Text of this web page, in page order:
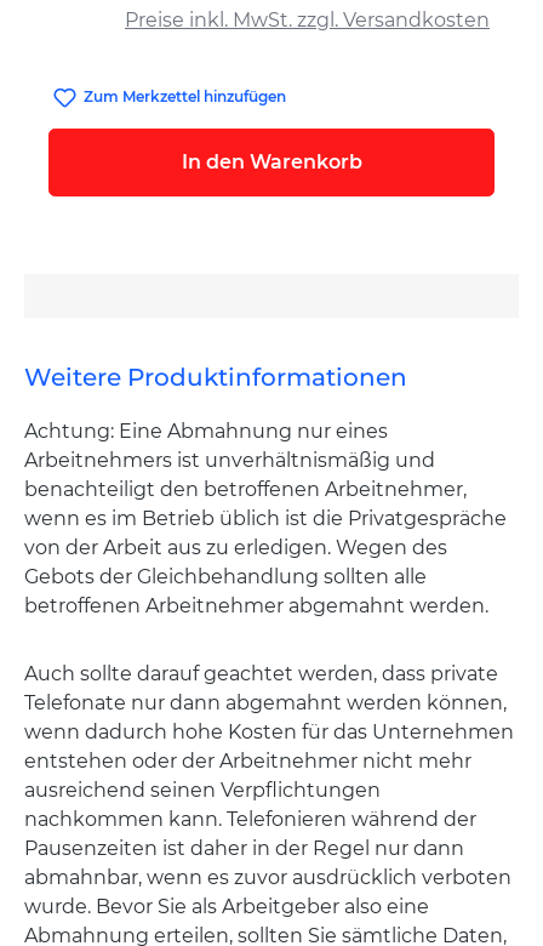
Preise inkl. MwSt. zzgl. Versandkosten
Zum Merkzettel hinzufügen
In den Warenkorb
Weitere Produktinformationen
Achtung: Eine Abmahnung nur eines
Arbeitnehmers ist unverhältnismäßig und
benachteiligt den betroffenen Arbeitnehmer,
wenn es im Betrieb üblich ist die Privatgespräche
von der Arbeit aus zu erledigen. Wegen des
Gebots der Gleichbehandlung sollten alle
betroffenen Arbeitnehmer abgemahnt werden.
Auch sollte darauf geachtet werden, dass private
Telefonate nur dann abgemahnt werden können,
wenn dadurch hohe Kosten für das Unternehmen
entstehen oder der Arbeitnehmer nicht mehr
ausreichend seinen Verpflichtungen
nachkommen kann. Telefonieren während der
Pausenzeiten ist daher in der Regel nur dann
abmahnbar, wenn es zuvor ausdrücklich verboten
wurde. Bevor Sie als Arbeitgeber also eine
Abmahnung erteilen, sollten Sie sämtliche Daten,